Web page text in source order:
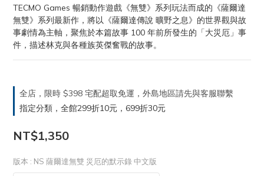
TECMO Games 暢銷動作遊戲《無雙》系列玩法而成的《薩爾達
無雙》系列最新作，將以《薩爾達傳說 曠野之息》的世界觀與故
事劇情為主軸，聚焦於本篇故事 100 年前所發生的「大災厄」事
件，描述林克與各種族英傑奮戰的故事。
全店，限時 $398 宅配超取免運，外島地區請先與客服聯繫
指定分類，全館299折10元，699折30元
NT$1,350
版本 : NS 薩爾達無雙 災厄的默示錄 中文版